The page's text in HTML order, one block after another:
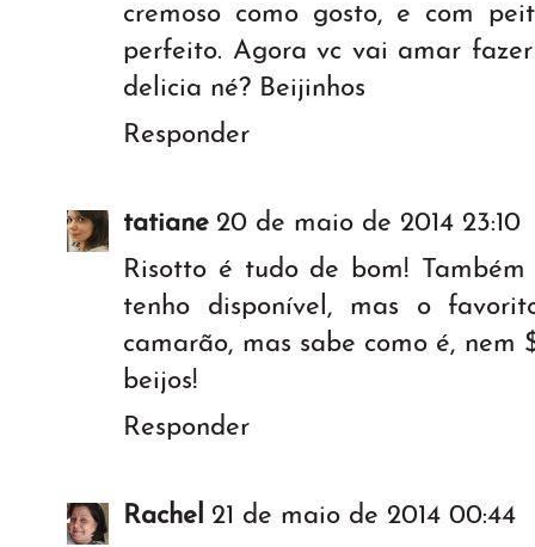
cremoso como gosto, e com
perfeito. Agora vc vai amar
delicia né? Beijinhos
Responder
tatiane 20 de maio de 2014 23:10
Risotto é tudo de bom!
tenho disponível, mas o
camarão, mas sabe como é, nem
beijos!
Responder
Rachel 21 de maio de 2014 00:44